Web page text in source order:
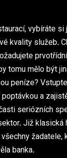
vybíráte
kvality služeb.
tomu mělo být
peníze?
a
seriózních
Již klasická
žadatele,
banka.